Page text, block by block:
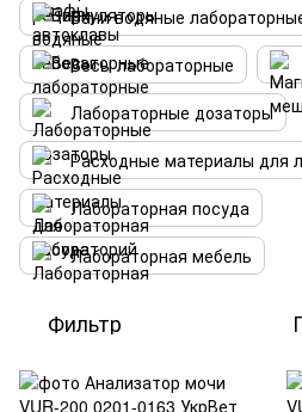
Бани водяные
Весы лабораторные
Лабораторные дозаторы
Расходные материалы для
Лабораторная посуда
Лабораторная мебель
Фильтр